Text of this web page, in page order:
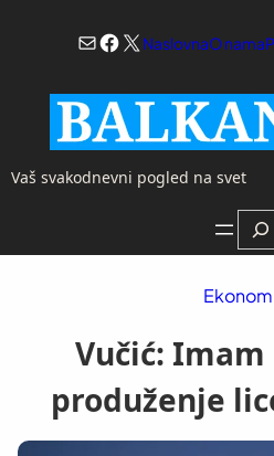
Mail
Facebook
X NaslovnaO nama
Vaš svakodnevni pogled na svet
Vučić: Imam
produženje